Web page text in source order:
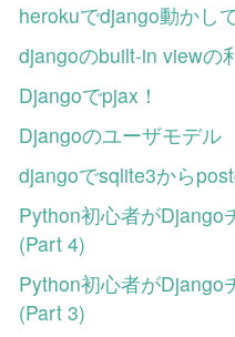
herokuでdjango動かし
djangoのbuilt-in viewの
Djangoでpjax！
Djangoのユーザモデル
djangoでsqlite3から
Python初心者がDjango
(Part 4)
Python初心者がDjango
(Part 3)